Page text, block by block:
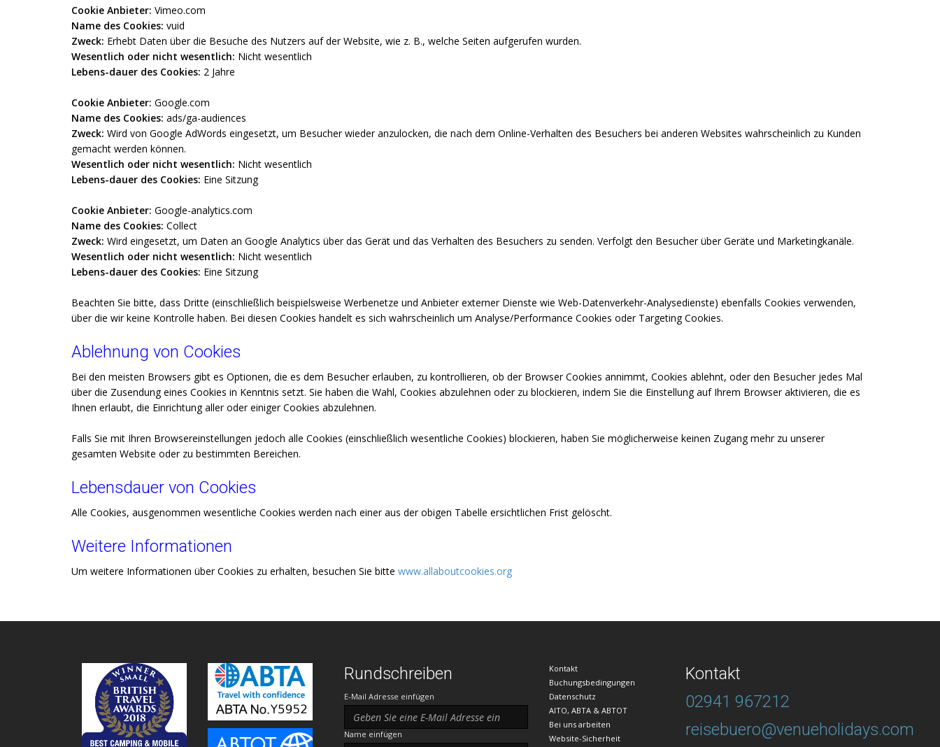
Cookie Anbieter: Vimeo.com
Name des Cookies: vuid
Zweck: Erhebt Daten über die Besuche des Nutzers auf der Website, wie z. B., welche Seiten aufgerufen wurden.
Wesentlich oder nicht wesentlich: Nicht wesentlich
Lebens-dauer des Cookies: 2 Jahre
Cookie Anbieter: Google.com
Name des Cookies: ads/ga-audiences
Zweck: Wird von Google AdWords eingesetzt, um Besucher wieder anzulocken, die nach dem Online-Verhalten des Besuchers bei anderen Websites wahrscheinlich zu Kunden
gemacht werden können.
Wesentlich oder nicht wesentlich: Nicht wesentlich
Lebens-dauer des Cookies: Eine Sitzung
Cookie Anbieter: Google-analytics.com
Name des Cookies: Collect
Zweck: Wird eingesetzt, um Daten an Google Analytics über das Gerät und das Verhalten des Besuchers zu senden. Verfolgt den Besucher über Geräte und Marketingkanäle.
Wesentlich oder nicht wesentlich: Nicht wesentlich
Lebens-dauer des Cookies: Eine Sitzung
Beachten Sie bitte, dass Dritte (einschließlich beispielsweise Werbenetze und Anbieter externer Dienste wie Web-Datenverkehr-Analysedienste) ebenfalls Cookies verwenden,
über die wir keine Kontrolle haben. Bei diesen Cookies handelt es sich wahrscheinlich um Analyse/Performance Cookies oder Targeting Cookies.
Ablehnung von Cookies
Bei den meisten Browsers gibt es Optionen, die es dem Besucher erlauben, zu kontrollieren, ob der Browser Cookies annimmt, Cookies ablehnt, oder den Besucher jedes Mal
über die Zusendung eines Cookies in Kenntnis setzt. Sie haben die Wahl, Cookies abzulehnen oder zu blockieren, indem Sie die Einstellung auf Ihrem Browser aktivieren, die es
Ihnen erlaubt, die Einrichtung aller oder einiger Cookies abzulehnen.
Falls Sie mit Ihren Browsereinstellungen jedoch alle Cookies (einschließlich wesentliche Cookies) blockieren, haben Sie möglicherweise keinen Zugang mehr zu unserer
gesamten Website oder zu bestimmten Bereichen.
Lebensdauer von Cookies
Alle Cookies, ausgenommen wesentliche Cookies werden nach einer aus der obigen Tabelle ersichtlichen Frist gelöscht.
Weitere Informationen
Um weitere Informationen über Cookies zu erhalten, besuchen Sie bitte www.allaboutcookies.org
Rundschreiben
E-Mail Adresse einfügen
Name einfügen
Kontakt
Buchungsbedingungen
Datenschutz
AITO, ABTA & ABTOT
Bei uns arbeiten
Website-Sicherheit
Kontakt
02941 967212
reisebuero@venueholidays.com